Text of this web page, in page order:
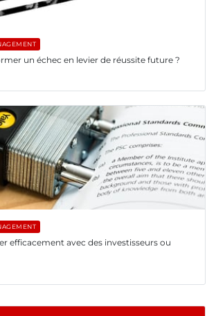
un échec en levier de réussite future ?
efficacement avec des investisseurs ou